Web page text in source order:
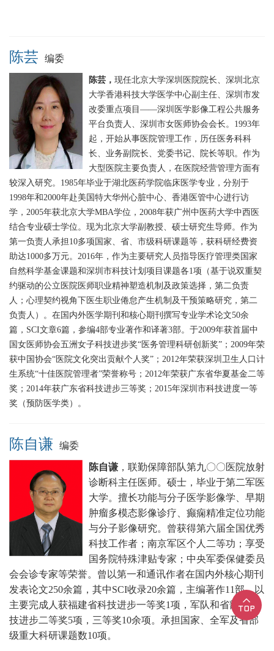
陈芸 编委
陈芸， 现任北京大学深圳医院院长、深圳北京
大学香港科技大学医学中心副主任、深圳市发
改委重点项目——深圳医学影像工程公共服务
平台负责人、深圳市女医师协会会长。1993年
起，开始从事医院管理工作，历任医务科科
长、业务副院长、党委书记、院长等职。作为
大型医院主要负责人，在医院经营管理方面有
较深入研究。1985年毕业于湖北医药学院临床医学专业，分别于
1998年和2000年赴美国特大华州心脏中心、香港医管中心进行访
学，2005年获北京大学MBA学位，2008年获广州中医药大学中西医
结合专业硕士学位。现为北京大学副教授、硕士研究生导师。作为
第一负责人承担10多项国家、省、市级科研课题等，获科研经费资
助达1000多万元。2016年，作为主要研究人员指导医疗管理类国家
自然科学基金课题和深圳市科技计划项目课题各1项（基于说双重契
约驱动的公立医院医师职业精神塑造机制及政策选择，第二负责
人；心理契约视角下医生职业倦怠产生机制及干预策略研究，第二
负责人）。在国内外医学期刊和核心期刊撰写专业学术论文50余
篇，SCI文章6篇，参编4部专业著作和译著3部。于2009年获首届中
国女医师协会五洲女子科技进步奖“医务管理科研创新奖”；2009年荣
获中国协会“医院文化突出贡献个人奖”；2012年荣获深圳卫生人口计
生系统“十佳医院管理者”荣誉称号；2012年荣获广东省华夏基金二等
奖；2014年获广东省科技进步三等奖；2015年深圳市科技进度一等
奖（预防医学类）。
陈自谦 编委
陈自谦 ，联勤保障部队第九〇〇医院放射
诊断科主任医师。硕士，毕业于第二军医
大学。擅长功能与分子医学影像学、早期
肿瘤多模态影像诊疗、癫痫精准定位功能
与分子影像研究。曾获得第六届全国优秀
科技工作者；南京军区个人二等功；享受
国务院特殊津贴专家；中央军委保健委员
会会诊专家等荣誉。曾以第一和通讯作者在国内外核心期刊
发表论文250余篇，其中SCI收录20余篇，主编著作11部，以
主要完成人获福建省科技进步一等奖1项，军队和省部级科
技进步二等奖5项，三等奖10余项。承担国家、全军及省部
级重大科研课题数10项。